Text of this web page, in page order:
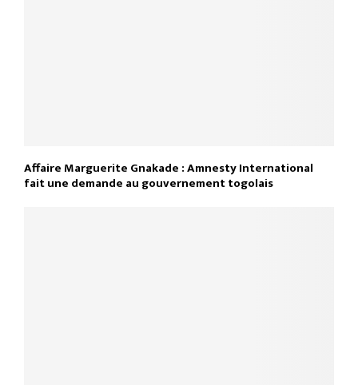
Affaire Marguerite Gnakade : Amnesty International
fait une demande au gouvernement togolais